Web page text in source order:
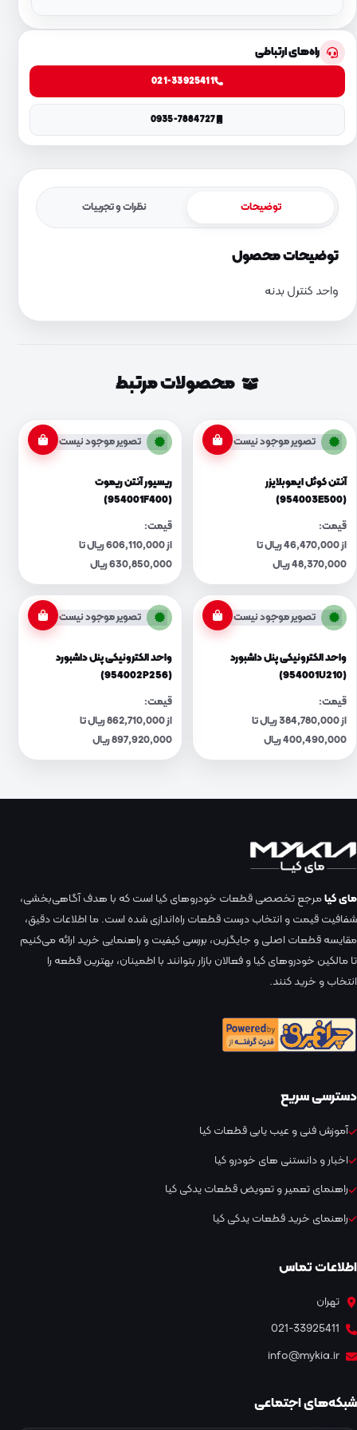
راه‌های ارتباطی
021-33925411
0935-7884727
توضیحات نظرات و تجربیات
توضیحات محصول
واحد کنترل بدنه
محصولات مرتبط
تصویر موجود نیست
آنتن کوئل ایموبلایزر
(954003E500)
قیمت:
از 46,470,000 ریال تا
48,370,000 ریال
تصویر موجود نیست
ریسیور آنتن ریموت
(954001F400)
قیمت:
از 606,110,000 ریال تا
630,850,000 ریال
تصویر موجود نیست
واحد الکترونیکی پنل داشبورد
(954001U210)
قیمت:
از 384,780,000 ریال تا
400,490,000 ریال
تصویر موجود نیست
واحد الکترونیکی پنل داشبورد
(954002P256)
قیمت:
از 862,710,000 ریال تا
897,920,000 ریال
مای کیامرجع تخصصی قطعات خودروهای کیا است که با هدف آگاهی‌بخشی،
شفافیت قیمت و انتخاب درست قطعات راه‌اندازی شده است. ما اطلاعات دقیق،
مقایسه قطعات اصلی و جایگزین، بررسی کیفیت و راهنمایی خرید ارائه می‌کنیم
تا مالکین خودروهای کیا و فعالان بازار بتوانند با اطمینان، بهترین قطعه را
انتخاب و خرید کنند.
دسترسی سریع
آموزش فنی و عیب یابی قطعات کیا
اخبار و دانستنی های خودرو کیا
راهنمای تعمیر و تعویض قطعات یدکی کیا
راهنمای خرید قطعات یدکی کیا
اطلاعات تماس
تهران
021-33925411
info@mykia.ir
شبکه‌های اجتماعی